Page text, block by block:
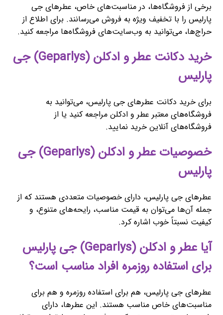
برخی از فروشگاه‌ها، در مناسبت‌های خاص، عطرهای جی
پارلیس را با تخفیف ویژه به فروش می‌رسانند. برای اطلاع از
حراج‌ها، می‌توانید به وب‌سایت‌های فروشگاه‌ها مراجعه کنید.
خرید دکانت عطر و ادکلن (Geparlys) جی
پارلیس
برای خرید دکانت عطرهای جی پارلیس، می‌توانید به
فروشگاه‌های معتبر عطر و ادکلن مراجعه کنید یا از
فروشگاه‌های آنلاین خرید نمایید.
خصوصیات عطر و ادکلن (Geparlys) جی
پارلیس
عطرهای جی پارلیس، دارای خصوصیات متعددی هستند که از
جمله آن‌ها می‌توان به قیمت مناسب، رایحه‌های متنوع، و
کیفیت نسبتاً خوب اشاره کرد.
آیا عطر و ادکلن (Geparlys) جی پارلیس
برای استفاده روزمره افراد مناسب است؟
عطرهای جی پارلیس، هم برای استفاده روزمره و هم برای
مناسبت‌های خاص مناسب هستند. این عطرها، دارای